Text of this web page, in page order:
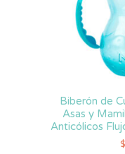
Biberón de
Asas y
Anticólicos
$